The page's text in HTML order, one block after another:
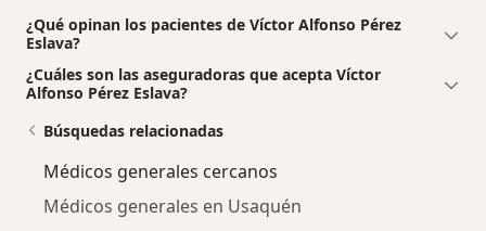
¿Qué opinan los pacientes de Víctor Alfonso Pérez
Eslava?
¿Cuáles son las aseguradoras que acepta Víctor
Alfonso Pérez Eslava?
Búsquedas relacionadas
Médicos generales cercanos
Médicos generales en Usaquén